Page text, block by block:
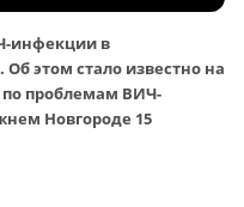
инфекции в
Об этом стало известно на
проблемам ВИЧ-
Новгороде 15